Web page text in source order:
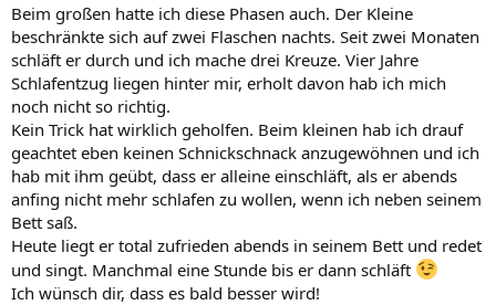
e
r
Beim großen hatte ich diese Phasen auch. Der Kleine
beschränkte sich auf zwei Flaschen nachts. Seit zwei Monaten
schläft er durch und ich mache drei Kreuze. Vier Jahre
Schlafentzug liegen hinter mir, erholt davon hab ich mich
noch nicht so richtig.
Kein Trick hat wirklich geholfen. Beim kleinen hab ich drauf
geachtet eben keinen Schnickschnack anzugewöhnen und ich
hab mit ihm geübt, dass er alleine einschläft, als er abends
anfing nicht mehr schlafen zu wollen, wenn ich neben seinem
Bett saß.
Heute liegt er total zufrieden abends in seinem Bett und redet
und singt. Manchmal eine Stunde bis er dann schläft
Ich wünsch dir, dass es bald besser wird!